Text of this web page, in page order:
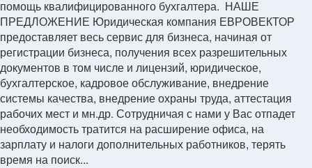
помощь квалифицированного бухгалтера. НАШЕ
ПРЕДЛОЖЕНИЕ Юридическая компания ЕВРОВЕКТОР
предоставляет весь сервис для бизнеса, начиная от
регистрации бизнеса, получения всех разрешительных
документов в том числе и лицензий, юридическое,
бухгалтерское, кадровое обслуживание, внедрение
системы качества, внедрение охраны труда, аттестация
рабочих мест и мн.др. Сотрудничая с нами у Вас отпадет
необходимость тратится на расширение офиса, на
зарплату и налоги дополнительных работников, терять
время на поиск...